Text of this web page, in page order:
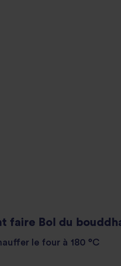
faire Bol du
le four à 180 °C